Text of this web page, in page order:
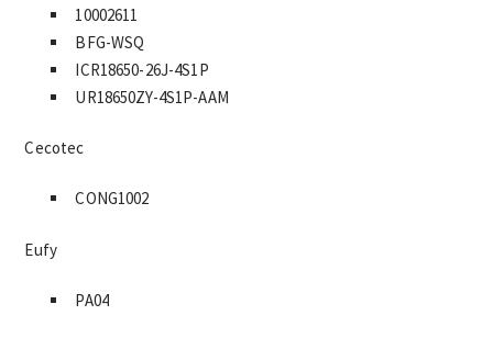
10002611
BFG-WSQ
ICR18650-26J-4S1P
UR18650ZY-4S1P-AAM
Cecotec
CONG1002
Eufy
PA04